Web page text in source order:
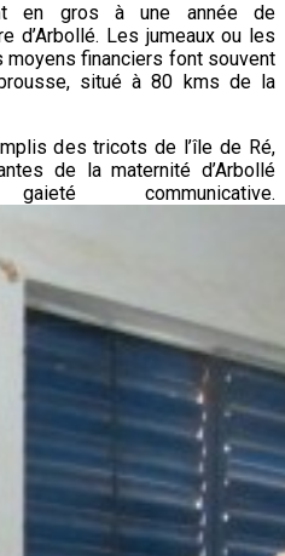
en gros à une année de
d’Arbollé. Les jumeaux ou les
moyens financiers font souvent
situé à 80 kms de la
des tricots de l’île de Ré,
de la maternité d’Arbollé
communicative.